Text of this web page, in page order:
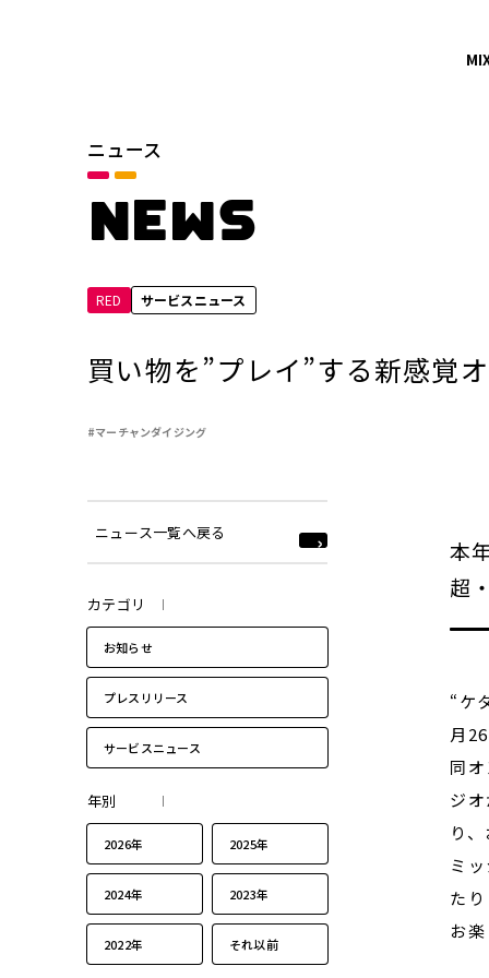
ニュース
NEWS
RED サービスニュース
買い物を”プレイ”する新感覚
#マーチャンダイジング
ニュース一覧へ戻る
カテゴリ
お知らせ
プレスリリース
サービスニュース
年別
2026年 2025年
2024年 2023年
2022年 それ以前
本
超
“ケ
月
同
ジ
り
ミ
た
お
カテゴリ
サービスニュース